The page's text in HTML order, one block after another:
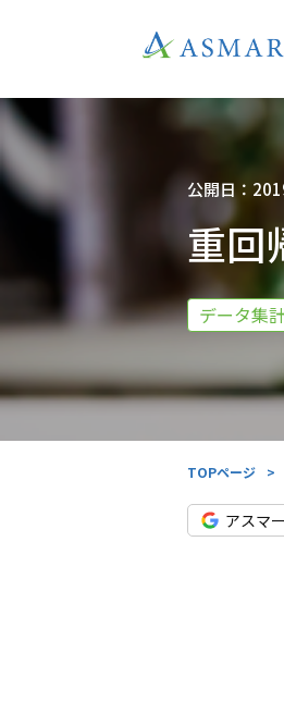
公開日：
重回
データ集
TOPページ >
アスマ